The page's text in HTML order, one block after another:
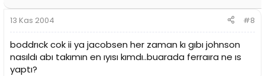
13 Kas 2004 #8
boddrıck cok ii ya jacobsen her zaman kı gıbı johnson
nasıldı abı takımın en ıyısı kımdı..buarada ferraıra ne ıs
yaptı?